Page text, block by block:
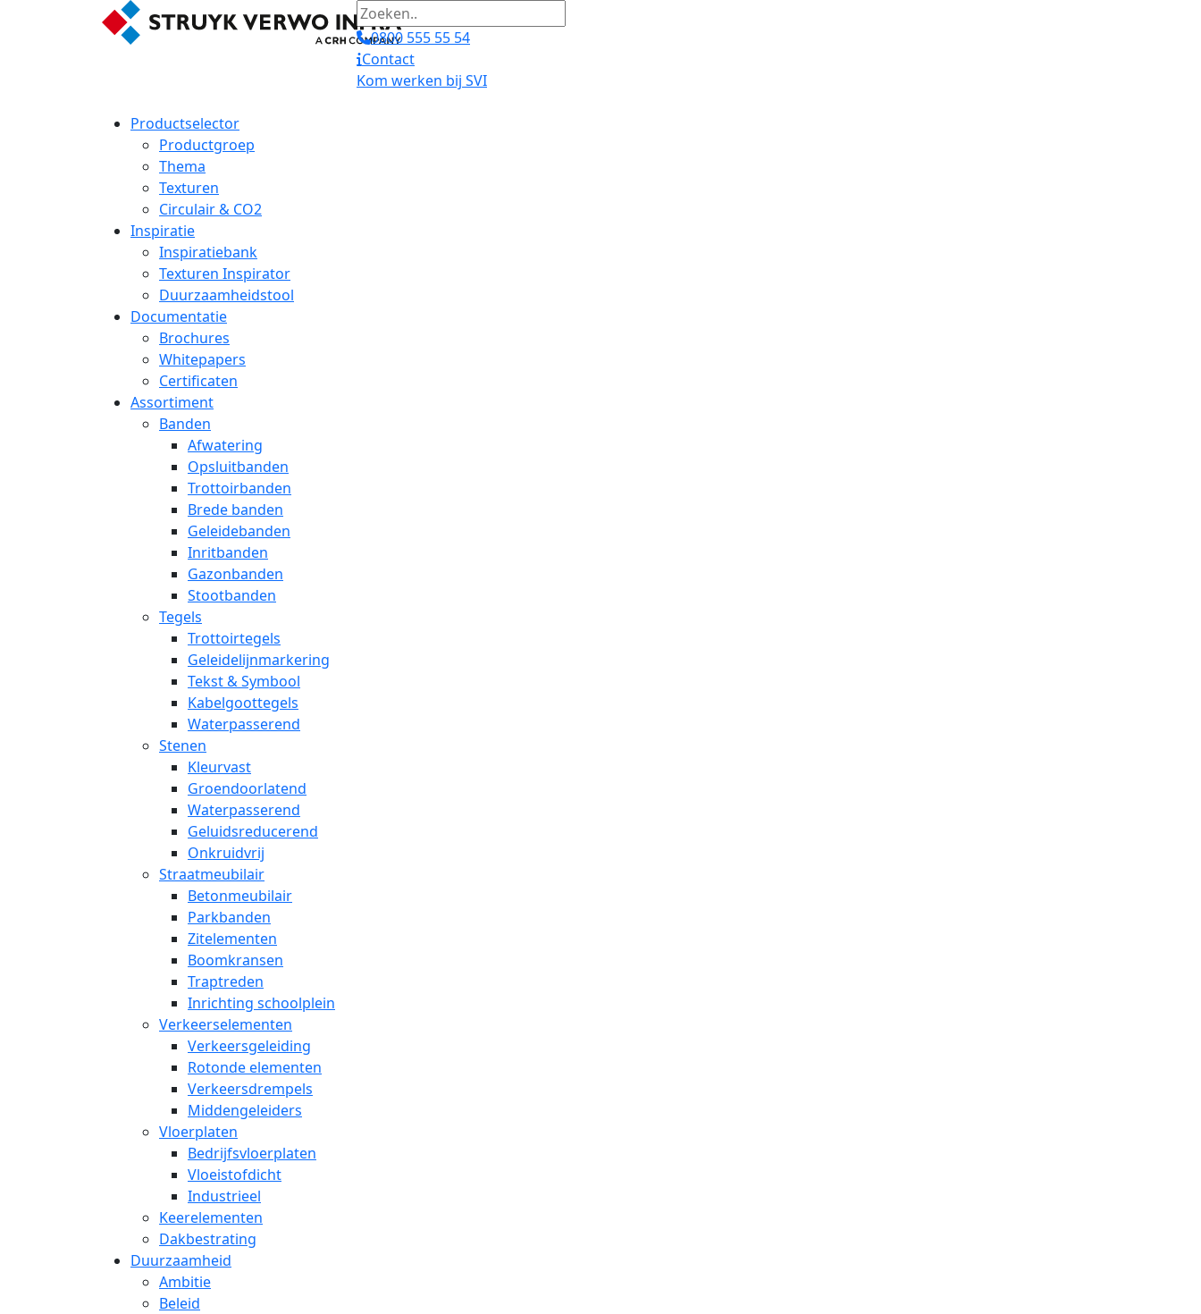
0800 555 55 54
Contact
Kom werken bij SVI
Productselector
Productgroep
Thema
Texturen
Circulair & CO2
Inspiratie
Inspiratiebank
Texturen Inspirator
Duurzaamheidstool
Documentatie
Brochures
Whitepapers
Certificaten
Assortiment
Banden
Afwatering
Opsluitbanden
Trottoirbanden
Brede banden
Geleidebanden
Inritbanden
Gazonbanden
Stootbanden
Tegels
Trottoirtegels
Geleidelijnmarkering
Tekst & Symbool
Kabelgoottegels
Waterpasserend
Stenen
Kleurvast
Groendoorlatend
Waterpasserend
Geluidsreducerend
Onkruidvrij
Straatmeubilair
Betonmeubilair
Parkbanden
Zitelementen
Boomkransen
Traptreden
Inrichting schoolplein
Verkeerselementen
Verkeersgeleiding
Rotonde elementen
Verkeersdrempels
Middengeleiders
Vloerplaten
Bedrijfsvloerplaten
Vloeistofdicht
Industrieel
Keerelementen
Dakbestrating
Duurzaamheid
Ambitie
Beleid